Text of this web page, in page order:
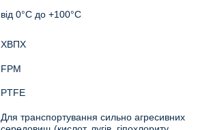
від 0°С до +100°С
ХВПХ
FPM
PTFE
Для транспортування сильно агресивних